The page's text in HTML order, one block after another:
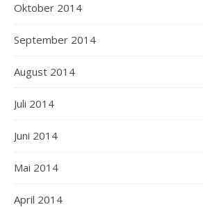
Oktober 2014
September 2014
August 2014
Juli 2014
Juni 2014
Mai 2014
April 2014